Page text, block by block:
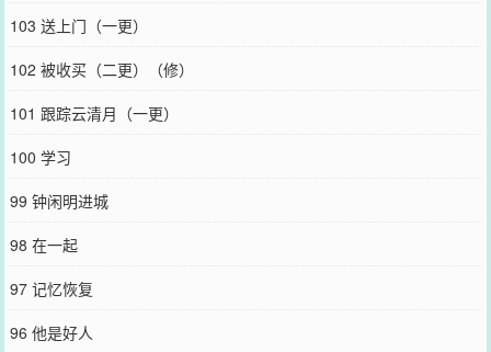
界的时候。这一次，比起王座，她决定先解决一下自己的信息素问
题，她记得前世帝国有个贵族男O研究出来了解决第二性别的药剂，
最后因为这个大逆不道的罪名被处死了。于是，这一世，她提前回到
了帝国。——————————闻锦是贵族男性omega，被誉为帝国
玫瑰，作为顶级优质omega，家族在他分化时，就规划好了一生。然
而，世事变化无常，与闻锦一起长大的皇太子出去一趟，回来就带回
来了一个和他百分之百匹配度的女性omega，对方成为了预备太子
妃。对方很快也进入了皇家omega学院学习，成为了闻锦的同桌，对
方大概是这个世界上最不合格的女性omega，逃课，和老师对骂，门
门课程倒数第一，被媒体称为最失格的太子妃。闻锦想到对方的生存
环境，总会出手帮她一下，教她跳舞，教她如何应对外界媒体，一步
一步地帮她成为优秀的太子妃。对方逗他，别老是跟我玩，学坏了怎
么办？他想，怎么可能？两个月后，曾经的帝国玫瑰割掉腺体，被家
族抛弃——他爱上了最不应该爱的人。————伪太子妃实际上星际
海盗头子女主X温润如玉的贵族公子男主ABO设定，但是这部分内容
很少，就是借这个设定谈恋爱。
103 送上门（一更）
102 被收买（二更）（修）
101 跟踪云清月（一更）
100 学习
99 钟闲明进城
98 在一起
97 记忆恢复
96 他是好人